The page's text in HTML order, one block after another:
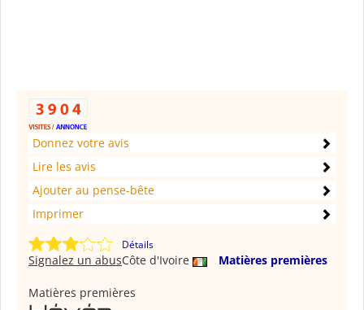
Donnez votre avis
Lire les avis
Ajouter au pense-bête
Imprimer
Détails
Côte d'Ivoire Matières premières
Signalez un abus
Matières premières